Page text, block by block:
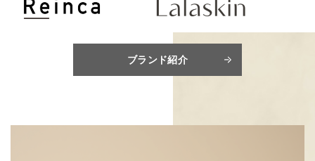
ブランド紹介